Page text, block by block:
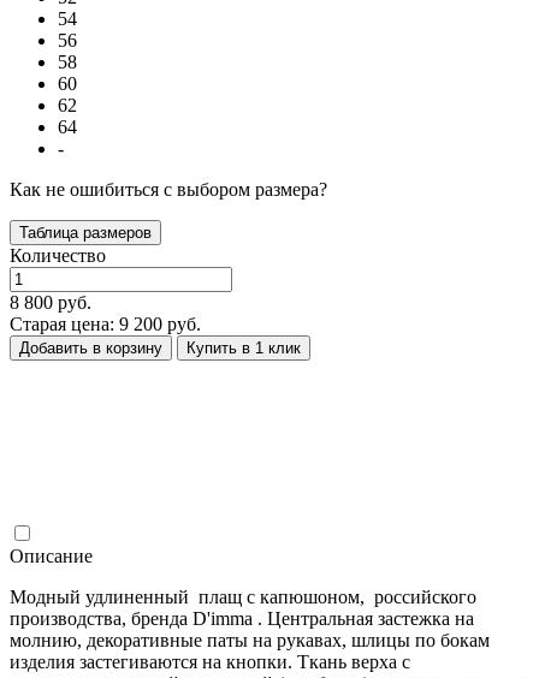
54
56
58
60
62
64
-
Как не ошибиться с выбором размера?
Таблица размеров
Количество
8 800 руб.
Старая цена: 9 200 руб.
Добавить в корзину Купить в 1 клик
Описание
Модный удлиненный плащ с капюшоном, российского
производства, бренда D'imma . Центральная застежка на
молнию, декоративные паты на рукавах, шлицы по бокам
изделия застегиваются на кнопки. Ткань верха с